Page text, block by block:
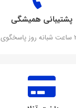
پشتیبانی همیشگی